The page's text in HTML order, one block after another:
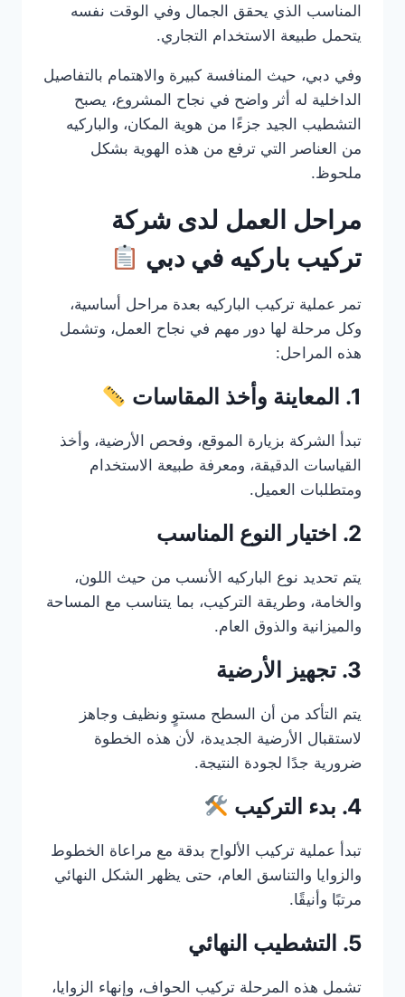
المناسب الذي يحقق الجمال وفي الوقت نفسه
يتحمل طبيعة الاستخدام التجاري.
وفي دبي، حيث المنافسة كبيرة والاهتمام بالتفاصيل
الداخلية له أثر واضح في نجاح المشروع، يصبح
التشطيب الجيد جزءًا من هوية المكان، والباركيه
من العناصر التي ترفع من هذه الهوية بشكل
ملحوظ.
مراحل العمل لدى شركة
تركيب باركيه في دبي
تمر عملية تركيب الباركيه بعدة مراحل أساسية،
وكل مرحلة لها دور مهم في نجاح العمل، وتشمل
هذه المراحل:
1. المعاينة وأخذ المقاسات
تبدأ الشركة بزيارة الموقع، وفحص الأرضية، وأخذ
القياسات الدقيقة، ومعرفة طبيعة الاستخدام
ومتطلبات العميل.
2. اختيار النوع المناسب
يتم تحديد نوع الباركيه الأنسب من حيث اللون،
والخامة، وطريقة التركيب، بما يتناسب مع المساحة
والميزانية والذوق العام.
3. تجهيز الأرضية
يتم التأكد من أن السطح مستوٍ ونظيف وجاهز
لاستقبال الأرضية الجديدة، لأن هذه الخطوة
ضرورية جدًا لجودة النتيجة.
4. بدء التركيب
تبدأ عملية تركيب الألواح بدقة مع مراعاة الخطوط
والزوايا والتناسق العام، حتى يظهر الشكل النهائي
مرتبًا وأنيقًا.
5. التشطيب النهائي
تشمل هذه المرحلة تركيب الحواف، وإنهاء الزوايا،